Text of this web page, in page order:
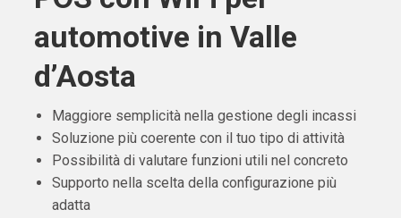
automotive in Valle
d’Aosta
Maggiore semplicità nella gestione degli incassi
Soluzione più coerente con il tuo tipo di attività
Possibilità di valutare funzioni utili nel concreto
Supporto nella scelta della configurazione più
adatta